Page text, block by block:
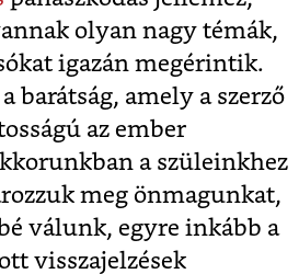
olyan nagy témák,
igazán megérintik.
barátság, amely a szerző
az ember
a szüleinkhez
meg önmagunkat,
válunk, egyre inkább a
visszajelzések